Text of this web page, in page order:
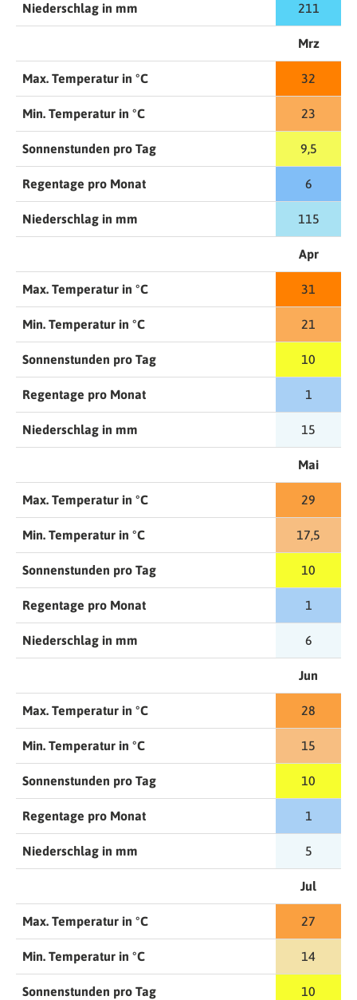
Niederschlag in mm 211
Mrz
Max. Temperatur in °C 32
Min. Temperatur in °C 23
Sonnenstunden pro Tag 9,5
Regentage pro Monat 6
Niederschlag in mm 115
Apr
Max. Temperatur in °C 31
Min. Temperatur in °C 21
Sonnenstunden pro Tag 10
Regentage pro Monat 1
Niederschlag in mm 15
Mai
Max. Temperatur in °C 29
Min. Temperatur in °C 17,5
Sonnenstunden pro Tag 10
Regentage pro Monat 1
Niederschlag in mm 6
Jun
Max. Temperatur in °C 28
Min. Temperatur in °C 15
Sonnenstunden pro Tag 10
Regentage pro Monat 1
Niederschlag in mm 5
Jul
Max. Temperatur in °C 27
Min. Temperatur in °C 14
Sonnenstunden pro Tag 10